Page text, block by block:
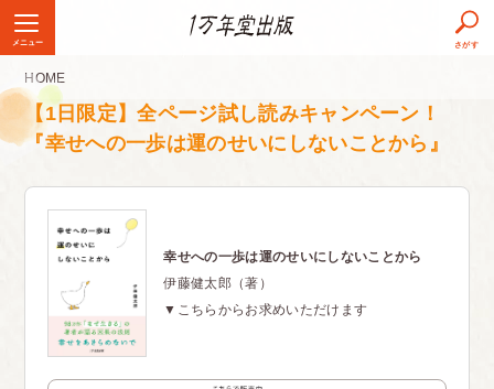
メニュー さがす
HOME
【1日限定】全ページ試し読みキャンペーン！
『幸せへの一歩は運のせいにしないことから』
幸せへの一歩は運のせいにしないことから
伊藤健太郎（著）
▼こちらからお求めいただけます